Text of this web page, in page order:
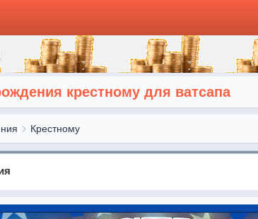
крестному для ватсапа
Крестному